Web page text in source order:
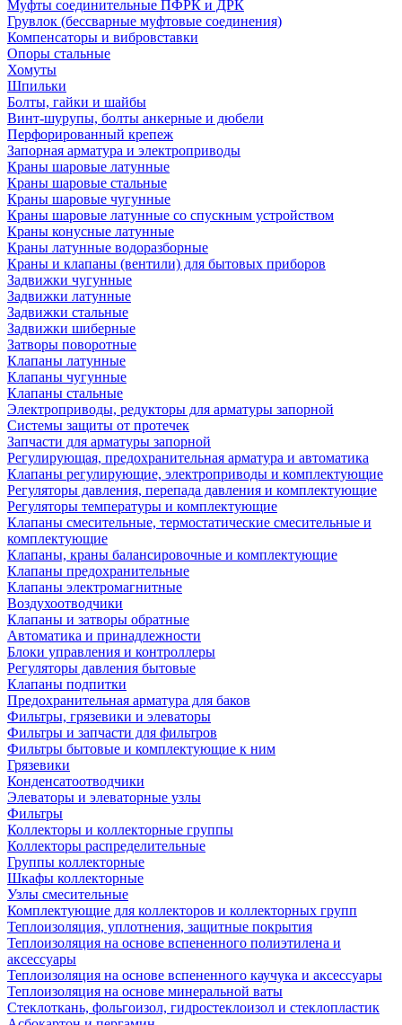
Муфты соединительные ПФРК и ДРК
Грувлок (бессварные муфтовые соединения)
Компенсаторы и вибровставки
Опоры стальные
Хомуты
Шпильки
Болты, гайки и шайбы
Винт-шурупы, болты анкерные и дюбели
Перфорированный крепеж
Запорная арматура и электроприводы
Краны шаровые латунные
Краны шаровые стальные
Краны шаровые чугунные
Краны шаровые латунные со спускным устройством
Краны конусные латунные
Краны латунные водоразборные
Краны и клапаны (вентили) для бытовых приборов
Задвижки чугунные
Задвижки латунные
Задвижки стальные
Задвижки шиберные
Затворы поворотные
Клапаны латунные
Клапаны чугунные
Клапаны стальные
Электроприводы, редукторы для арматуры запорной
Системы защиты от протечек
Запчасти для арматуры запорной
Регулирующая, предохранительная арматура и автоматика
Клапаны регулирующие, электроприводы и комплектующие
Регуляторы давления, перепада давления и комплектующие
Регуляторы температуры и комплектующие
Клапаны смесительные, термостатические смесительные и
комплектующие
Клапаны, краны балансировочные и комплектующие
Клапаны предохранительные
Клапаны электромагнитные
Воздухоотводчики
Клапаны и затворы обратные
Автоматика и принадлежности
Блоки управления и контроллеры
Регуляторы давления бытовые
Клапаны подпитки
Предохранительная арматура для баков
Фильтры, грязевики и элеваторы
Фильтры и запчасти для фильтров
Фильтры бытовые и комплектующие к ним
Грязевики
Конденсатоотводчики
Элеваторы и элеваторные узлы
Фильтры
Коллекторы и коллекторные группы
Коллекторы распределительные
Группы коллекторные
Шкафы коллекторные
Узлы смесительные
Комплектующие для коллекторов и коллекторных групп
Теплоизоляция, уплотнения, защитные покрытия
Теплоизоляция на основе вспененного полиэтилена и
аксессуары
Теплоизоляция на основе вспененного каучука и аксессуары
Теплоизоляция на основе минеральной ваты
Стеклоткань, фольгоизол, гидростеклоизол и стеклопластик